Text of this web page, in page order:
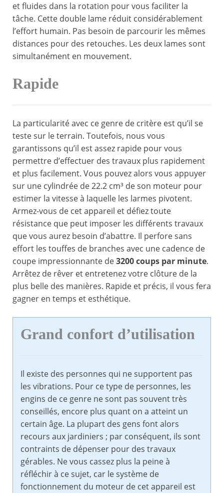
et fluides dans la rotation pour vous faciliter la
tâche. Cette double lame réduit considérablement
l’effort humain. Pas besoin de parcourir les mêmes
distances pour des retouches. Les deux lames sont
simultanément en mouvement.
Rapide
La particularité avec ce genre de critère est qu’il se
teste sur le terrain. Toutefois, nous vous
garantissons qu’il est assez rapide pour vous
permettre d’effectuer des travaux plus rapidement
et plus facilement. Vous pouvez alors vous appuyer
sur une cylindrée de 22.2 cm³ de son moteur pour
estimer la vitesse à laquelle les larmes pivotent.
Armez-vous de cet appareil et défiez toute
résistance que peut imposer les différents travaux
que vous aurez besoin d’abattre. Il perfore sans
effort les touffes de branches avec une cadence de
coupe impressionnante de3200 coups par minute.
Arrêtez de rêver et entretenez votre clôture de la
plus belle des manières. Rapide et précis, il vous fera
gagner en temps et esthétique.
Grand confort d’utilisation
Il existe des personnes qui ne supportent pas
les vibrations. Pour ce type de personnes, les
engins de ce genre ne sont pas souvent très
conseillés, encore plus quant on a atteint un
certain âge. La plupart des gens font alors
recours aux jardiniers ; par conséquent, ils sont
contraints de dépenser pour des travaux
gérables. Ne vous cassez plus la peine à
réfléchir à ce sujet, car le système de
fonctionnement du moteur de cet appareil est